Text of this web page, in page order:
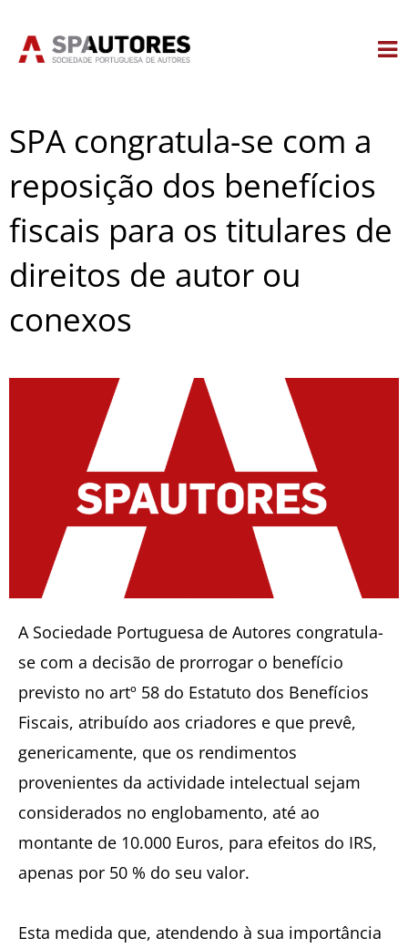
SPA congratula-se com a
reposição dos benefícios
fiscais para os titulares de
direitos de autor ou
conexos
A Sociedade Portuguesa de Autores congratula-
se com a decisão de prorrogar o benefício
previsto no artº 58 do Estatuto dos Benefícios
Fiscais, atribuído aos criadores e que prevê,
genericamente, que os rendimentos
provenientes da actividade intelectual sejam
considerados no englobamento, até ao
montante de 10.000 Euros, para efeitos do IRS,
apenas por 50 % do seu valor.
Esta medida que, atendendo à sua importância